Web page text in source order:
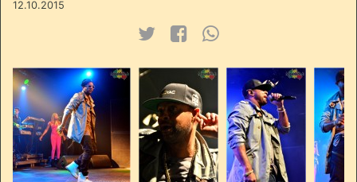
12.10.2015